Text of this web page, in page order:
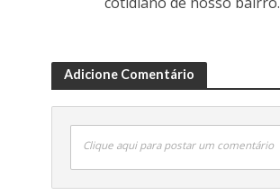
Adicione Comentário
Clique aqui para postar um comentário